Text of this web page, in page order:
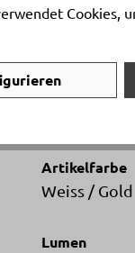
Länge
Höhe
Artikelfarbe
Weiss / Gold
Lumen
Cookies,